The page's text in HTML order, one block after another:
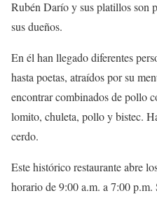
Rubén Darío y sus platillos son
sus dueños.
En él han llegado diferentes
hasta poetas, atraídos por su
encontrar combinados de pollo
lomito, chuleta, pollo y bistec.
cerdo.
Este histórico restaurante abre
horario de 9:00 a.m. a 7:00 p.m.